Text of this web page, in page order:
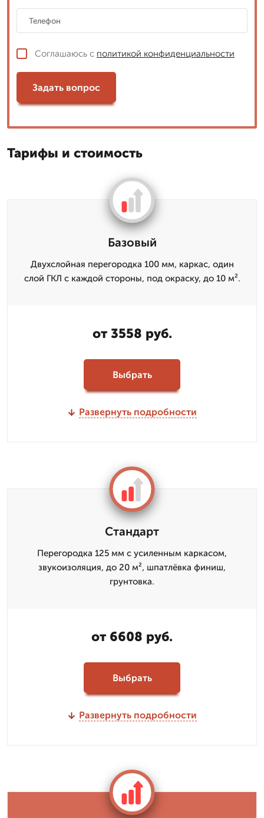
Соглашаюсь с политикой конфиденциальности
Задать вопрос
Тарифы и стоимость
Базовый
Двухслойная перегородка 100 мм, каркас, один
слой ГКЛ с каждой стороны, под окраску, до 10 м².
от 3558 руб.
Выбрать
Развернуть подробности
Стандарт
Перегородка 125 мм с усиленным каркасом,
звукоизоляция, до 20 м², шпатлёвка финиш,
грунтовка.
от 6608 руб.
Выбрать
Развернуть подробности